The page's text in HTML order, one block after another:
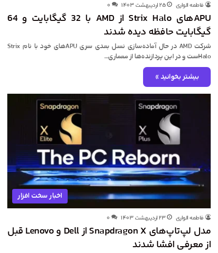
فاطمه الواری ۲۵ اردیبهشت ۱۴۰۳ ۰
APUهای Strix Halo از AMD با 32 گیگابایت و 64
گیگابایت حافظه دیده شدند
شرکت AMD در حال آماده‌سازی نسل بعدی سری APUهای خود با نام Strix
Haloست و در این پردازنده‌ها از معماری…
بیشتر بخوانید »
اخبار سخت افزار
فاطمه الواری ۲۳ اردیبهشت ۱۴۰۳ ۰
مدل لپ‌تاپ‌های Snapdragon X از Dell و Lenovo قبل
از معرفی افشا شدند